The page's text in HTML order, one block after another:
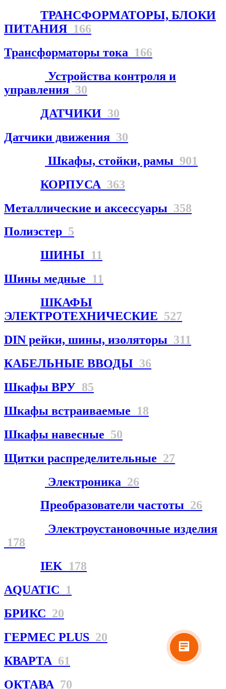
ТРАНСФОРМАТОРЫ, БЛОКИ
ПИТАНИЯ 166
Трансформаторы тока 166
Устройства контроля и
управления 30
ДАТЧИКИ 30
Датчики движения 30
Шкафы, стойки, рамы 901
КОРПУСА 363
Металлические и аксессуары 358
Полиэстер 5
ШИНЫ 11
Шины медные 11
ШКАФЫ
ЭЛЕКТРОТЕХНИЧЕСКИЕ 527
DIN рейки, шины, изоляторы 311
КАБЕЛЬНЫЕ ВВОДЫ 36
Шкафы ВРУ 85
Шкафы встраиваемые 18
Шкафы навесные 50
Щитки распределительные 27
Электроника 26
Преобразователи частоты 26
Электроустановочные изделия
178
IEK 178
AQUATIC 1
БРИКС 20
ГЕРМЕС PLUS 20
КВАРТА 61
ОКТАВА 70